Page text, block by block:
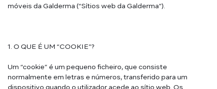
móveis da Galderma (“Sítios web da Galderma”).
1. O QUE É UM “COOKIE”?
Um “cookie” é um pequeno ficheiro, que consiste
normalmente em letras e números, transferido para um
dispositivo quando o utilizador acede ao sítio web. Os